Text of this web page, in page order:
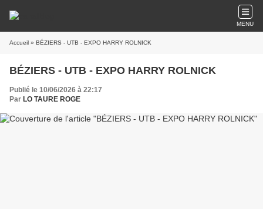
MENU
Accueil » BÉZIERS - UTB - EXPO HARRY ROLNICK
BÉZIERS - UTB - EXPO HARRY ROLNICK
Publié le 10/06/2026 à 22:17
Par LO TAURE ROGE